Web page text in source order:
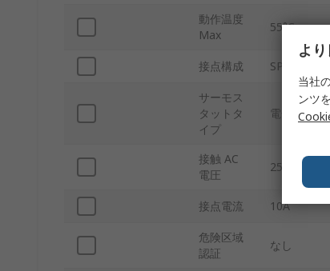
動作温度
Max
55°C
接点構成 SPDT
サーモス
タットタ
イプ
電子サーモ
接触 AC
電圧
250V ac
接点電流 10A
危険区域
認証
なし
よ
当社
ンツ